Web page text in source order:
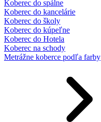
Koberec do spálne
Koberec do kancelárie
Koberec do školy
Koberec do kúpeľne
Koberec do Hotela
Koberec na schody
Metrážne koberce podľa farby